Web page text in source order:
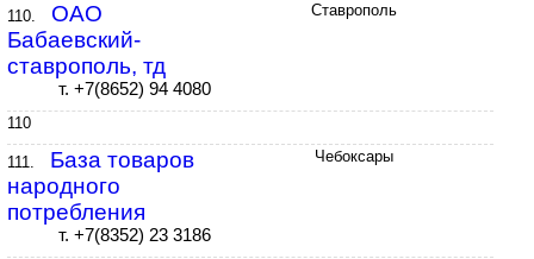
110.
ОАО
Бабаевский-
ставрополь, тд
т. +7(8652) 94 4080
Ставрополь
110
111.
База товаров
народного
потребления
т. +7(8352) 23 3186
Чебоксары